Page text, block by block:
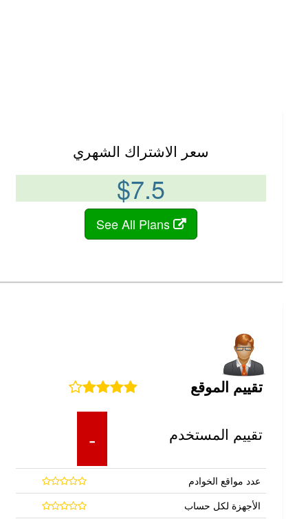
سعر الاشتراك الشهري
$7.5
See All Plans
تقييم الموقع
تقييم المستخدم -
عدد مواقع الخوادم
الأجهزة لكل حساب